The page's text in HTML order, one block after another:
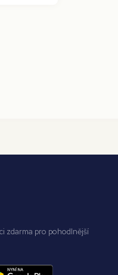
zdarma pro pohodlnější